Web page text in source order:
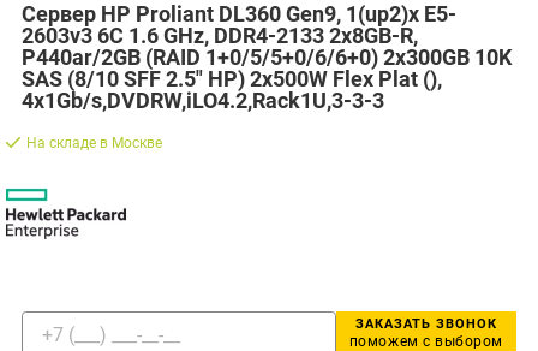
Сервер HP Proliant DL360 Gen9, 1(up2)x E5-
2603v3 6C 1.6 GHz, DDR4-2133 2x8GB-R,
P440ar/2GB (RAID 1+0/5/5+0/6/6+0) 2x300GB 10K
SAS (8/10 SFF 2.5" HP) 2x500W Flex Plat (),
4x1Gb/s,DVDRW,iLO4.2,Rack1U,3-3-3
На складе в Москве
ЗАКАЗАТЬ ЗВОНОК
поможем с выбором